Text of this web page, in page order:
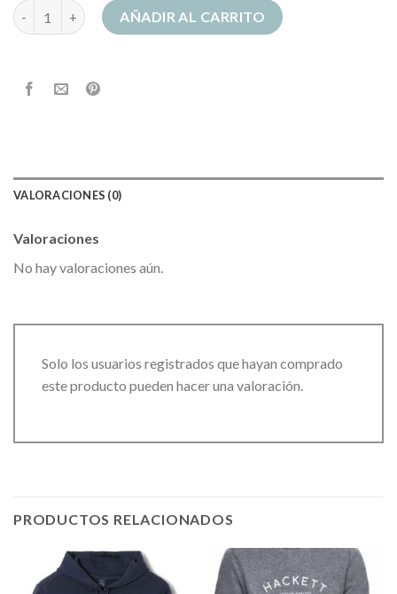
sudadera hackett cantidadAÑADIR AL CARRITO
VALORACIONES (0)
Valoraciones
No hay valoraciones aún.
Solo los usuarios registrados que hayan comprado
este producto pueden hacer una valoración.
PRODUCTOS RELACIONADOS